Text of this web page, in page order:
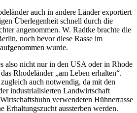
auch in andere Länder exportiert
Überlegenheit schnell durch die
angenommen. W. Radtke brachte die
noch bevor diese Rasse im
wurde.
also nicht nur in den USA oder in Rhode
Rhodeländer „am Leben erhalten“.
auch notwendig, da mit den
industrialisierten Landwirtschaft
verwendeten Hühnerrasse
Erhaltungszucht aussterben werden.